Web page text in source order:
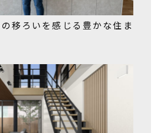
移ろいを感じる豊かな住ま